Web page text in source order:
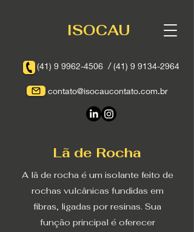
ISOCAU
(41) 9 9962-4506 /(41) 9 9134-2964
contato@isocaucontato.com.br
Lã de Rocha
A lã de rocha é um isolante feito de
rochas vulcânicas fundidas em
fibras, ligadas por resinas. Sua
função principal é oferecer